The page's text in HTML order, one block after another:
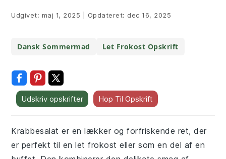
Udgivet: maj 1, 2025 Opdateret: dec 16, 2025
Dansk Sommermad Let Frokost Opskrift
Udskriv opskrifter Hop Til Opskrift
Krabbesalat er en lækker og forfriskende ret, der
er perfekt til en let frokost eller som en del af en